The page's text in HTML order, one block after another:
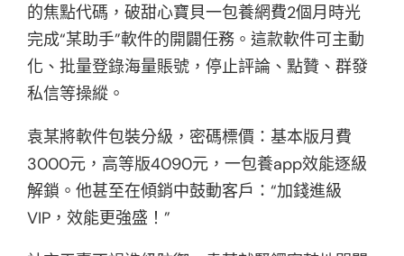
的焦點代碼，破甜心寶貝一包養網費2個月時光
完成“某助手”軟件的開闢任務。這款軟件可主動
化、批量登錄海量賬號，停止評論、點贊、群發
私信等操縱。
袁某將軟件包裝分級，密碼標價：基本版月費
3000元，高等版4090元，一包養app效能逐級
解鎖。他甚至在傾銷中鼓動客戶：“加錢進級
VIP，效能更強盛！”